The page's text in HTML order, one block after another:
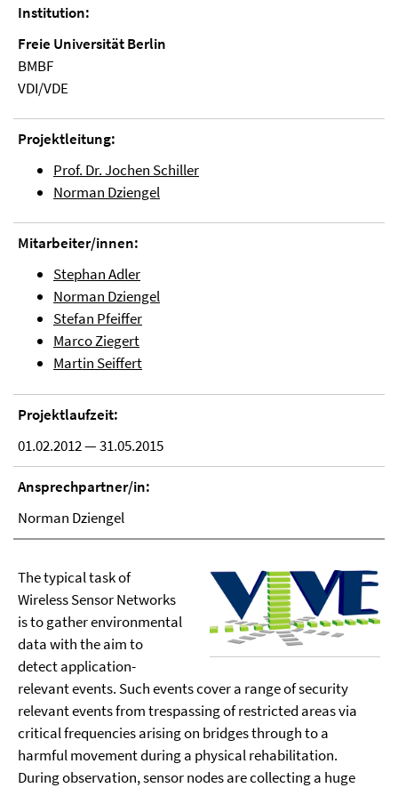
Institution:
Freie Universität Berlin
BMBF
VDI/VDE
Projektleitung:
Prof. Dr. Jochen Schiller
Norman Dziengel
Mitarbeiter/innen:
Stephan Adler
Norman Dziengel
Stefan Pfeiffer
Marco Ziegert
Martin Seiffert
Projektlaufzeit:
01.02.2012 — 31.05.2015
Ansprechpartner/in:
Norman Dziengel
The typical task of
Wireless Sensor Networks
is to gather environmental
data with the aim to
detect application-
relevant events. Such events cover a range of security
relevant events from trespassing of restricted areas via
critical frequencies arising on bridges through to a
harmful movement during a physical rehabilitation.
During observation, sensor nodes are collecting a huge